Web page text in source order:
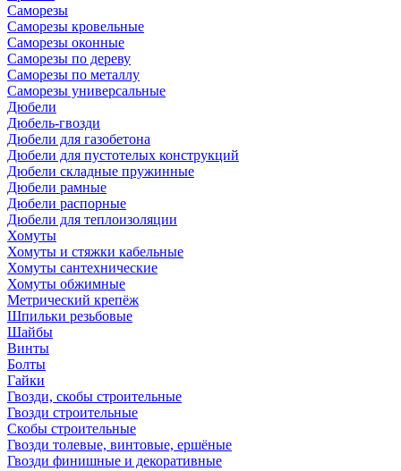
Саморезы
Саморезы кровельные
Саморезы оконные
Саморезы по дереву
Саморезы по металлу
Саморезы универсальные
Дюбели
Дюбель-гвозди
Дюбели для газобетона
Дюбели для пустотелых конструкций
Дюбели складные пружинные
Дюбели рамные
Дюбели распорные
Дюбели для теплоизоляции
Хомуты
Хомуты и стяжки кабельные
Хомуты сантехнические
Хомуты обжимные
Метрический крепёж
Шпильки резьбовые
Шайбы
Винты
Болты
Гайки
Гвозди, скобы строительные
Гвозди строительные
Скобы строительные
Гвозди толевые, винтовые, ершёные
Гвозди финишные и декоративные